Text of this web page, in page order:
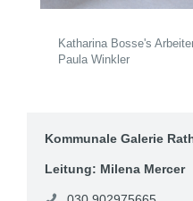
Katharina Bosse's
Paula Winkler
Kommunale Galerie
Leitung: Milena Mercer